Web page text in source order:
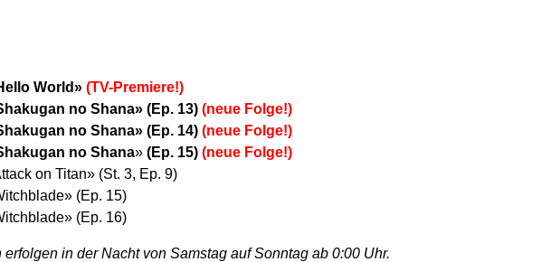
World» (TV-Premiere!)
no Shana» (Ep. 13) (neue Folge!)
no Shana» (Ep. 14) (neue Folge!)
no Shana» (Ep. 15) (neue Folge!)
on Titan» (St. 3, Ep. 9)
(Ep. 15)
(Ep. 16)
in der Nacht von Samstag auf Sonntag ab 0:00 Uhr.